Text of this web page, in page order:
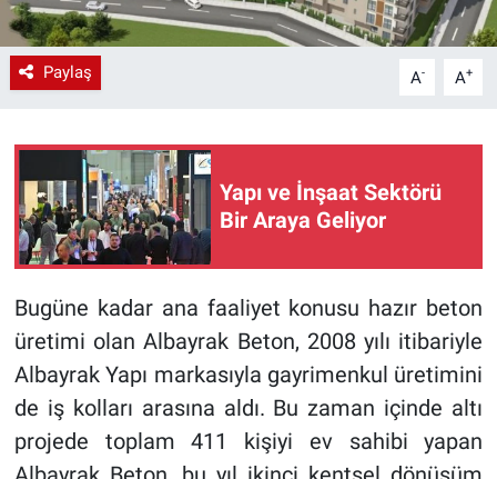
Paylaş A- A+
Yapı ve İnşaat Sektörü
Bir Araya Geliyor
Bugüne kadar ana faaliyet konusu hazır beton
üretimi olan Albayrak Beton, 2008 yılı itibariyle
Albayrak Yapı markasıyla gayrimenkul üretimini
de iş kolları arasına aldı. Bu zaman içinde altı
projede toplam 411 kişiyi ev sahibi yapan